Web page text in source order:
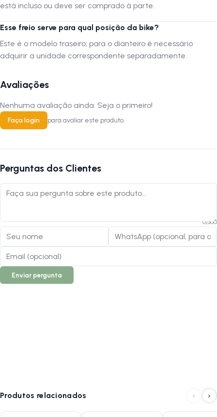
limitações do produto com o fabricante, se seus componentes e
Siga-nos no Instagram: @lojanapista
Assista nosso canal no YouTube: Lojanapista
está incluso ou deve ser comprado à parte.
Esse freio serve para qual posição da bike?
Este é o modelo traseiro; para o dianteiro é necessário
adquirir a unidade correspondente separadamente.
Avaliações
Nenhuma avaliação ainda. Seja o primeiro!
Faça login para avaliar este produto.
Perguntas dos Clientes
0/300
Enviar pergunta
Produtos relacionados ‹ ›